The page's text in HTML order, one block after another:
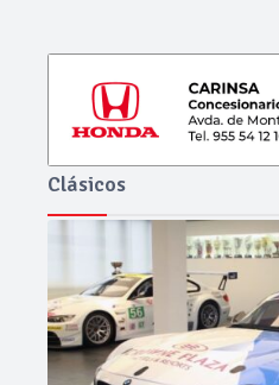
Clásicos